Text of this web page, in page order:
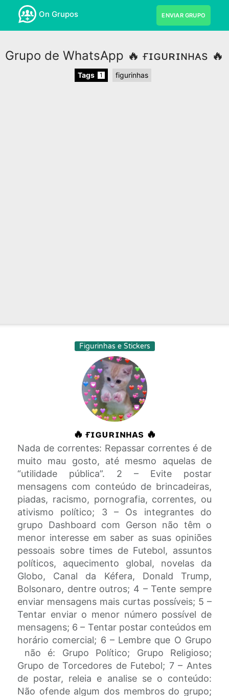
On Grupos ENVIAR GRUPO
Grupo de WhatsApp 🔥 ғɪɢᴜʀɪɴʜᴀs 🔥
Tags 1 figurinhas
Figurinhas e Stickers
🔥 ғɪɢᴜʀɪɴʜᴀs 🔥
Nada de correntes: Repassar correntes é de
muito mau gosto, até mesmo aquelas de
“utilidade pública”. 2 – Evite postar
mensagens com conteúdo de brincadeiras,
piadas, racismo, pornografia, correntes, ou
ativismo político; 3 – Os integrantes do
grupo Dashboard com Gerson não têm o
menor interesse em saber as suas opiniões
pessoais sobre times de Futebol, assuntos
políticos, aquecimento global, novelas da
Globo, Canal da Kéfera, Donald Trump,
Bolsonaro, dentre outros; 4 – Tente sempre
enviar mensagens mais curtas possíveis; 5 –
Tentar enviar o menor número possível de
mensagens; 6 – Tentar postar conteúdos em
horário comercial; 6 – Lembre que O Grupo
não é: Grupo Político; Grupo Religioso;
Grupo de Torcedores de Futebol; 7 – Antes
de postar, releia e analise se o conteúdo:
Não ofende algum dos membros do grupo;